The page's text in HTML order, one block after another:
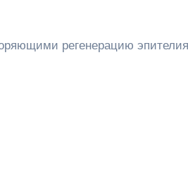
регенерацию